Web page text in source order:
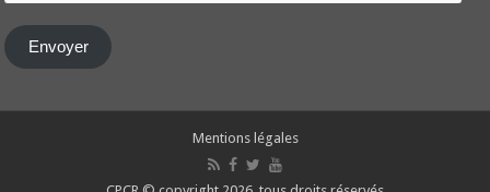
Envoyer
Mentions légales